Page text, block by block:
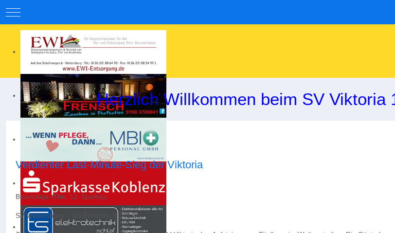
Mobile Menu Toggle
Herzlich Willkommen beim SV Viktoria
Verdienter Last-Minute-Sieg der Viktoria
Bezirksliga Mitte, 12. Spieltag
SV Weitersburg – SG Eitelborn 3:2 (1:2)